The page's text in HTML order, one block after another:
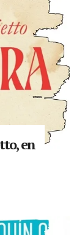
en